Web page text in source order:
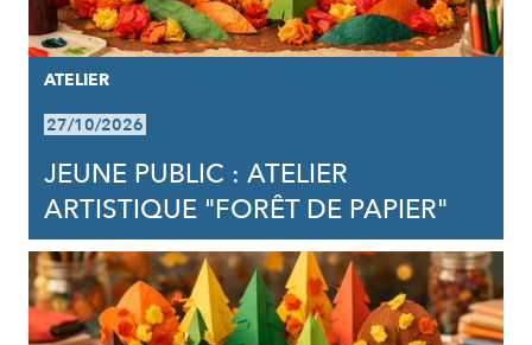
ATELIER
27/10/2026
JEUNE PUBLIC : ATELIER
ARTISTIQUE "FORÊT DE PAPIER"